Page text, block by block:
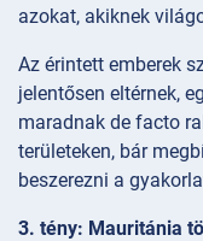
azokat, akiknek
Az érintett emberek
jelentősen eltérnek,
maradnak de facto
területeken, bár
beszerezni a
3. tény: Mauritánia